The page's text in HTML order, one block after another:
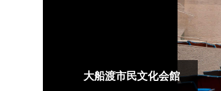
大船渡市民文化会館